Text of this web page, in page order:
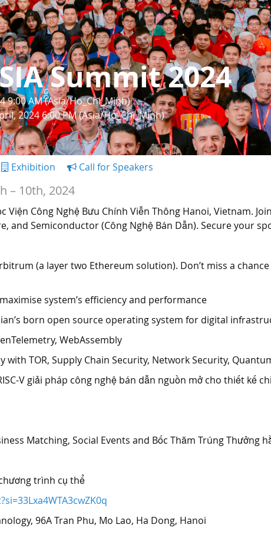
Summit 2024
9:00 AM (Asia/Ho_Chi_Minh)
2024 6:00 PM (Asia/Ho_Chi_Minh)
Exhibition Call for Speakers
– 10th, 2024
Viện Công Nghệ Bưu Chính Viễn Thông Hanoi, Vietnam.
and Semiconductor (Công Nghệ Bán Dẫn). Secure your
(a layer two Ethereum solution). Don’t miss a
system’s efficiency and performance
born open source operating system for digital
WebAssembly
with TOR, Supply Chain Security, Network Security,
V giải pháp công nghệ bán dẫn nguồn mở cho thiết kế
Matching, Social Events and Bốc Thăm Trúng Thưởng
trình cụ thể
96A Tran Phu, Mo Lao, Ha Dong, Hanoi